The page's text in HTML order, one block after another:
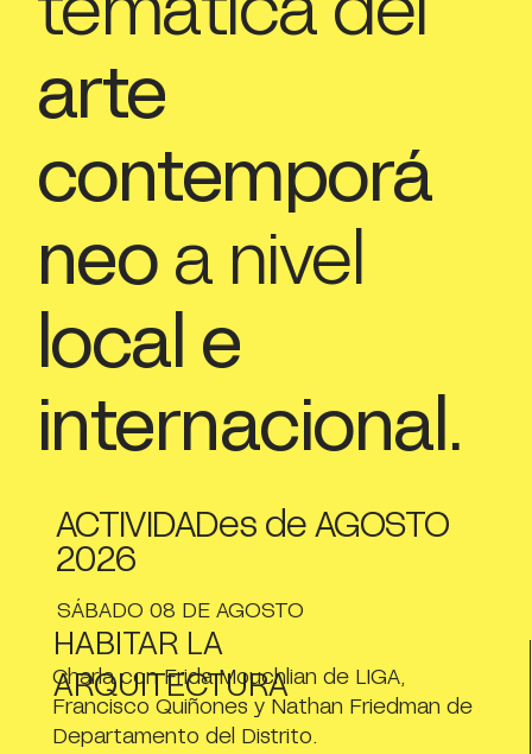
SÁBADO 08 DE AGOSTO
HABITAR LA
ARQUITECTURA
Charla con Frida Mouchlian de LIGA,
Francisco Quiñones y Nathan Friedman de
Departamento del Distrito.
arte
contemporá
neoa nivel
local e
internacional.
ACTIVIDADes de AGOSTO
2026